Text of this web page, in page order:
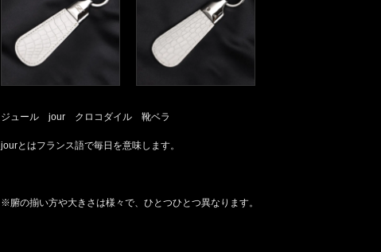
ジュール jour クロコダイル 靴ベラ
jourとはフランス語で毎日を意味します。
※腑の揃い方や大きさは様々で、ひとつひとつ異なります。